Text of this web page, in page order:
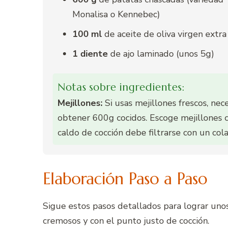
Monalisa o Kennebec)
100 ml de aceite de oliva virgen extra
1 diente de ajo laminado (unos 5g)
Notas sobre ingredientes:
Mejillones: Si usas mejillones frescos,
obtener 600g cocidos. Escoge mejillones
caldo de cocción debe filtrarse con un
Elaboración Paso a Paso
Sigue estos pasos detallados para lograr
cremosos y con el punto justo de cocción.